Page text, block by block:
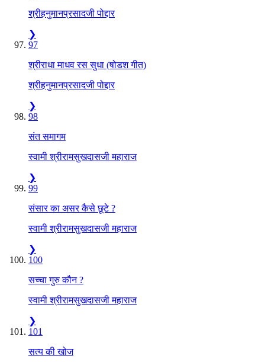
श्रीहनुमानप्रसादजी पोद्दार
❯
97
श्रीराधा माधव रस सुधा (षोडश गीत)
श्रीहनुमानप्रसादजी पोद्दार
❯
98
संत समागम
स्वामी श्रीरामसुखदासजी महाराज
❯
99
संसार का असर कैसे छूटे ?
स्वामी श्रीरामसुखदासजी महाराज
❯
100
सच्चा गुरु कौन ?
स्वामी श्रीरामसुखदासजी महाराज
❯
101
सत्य की खोज